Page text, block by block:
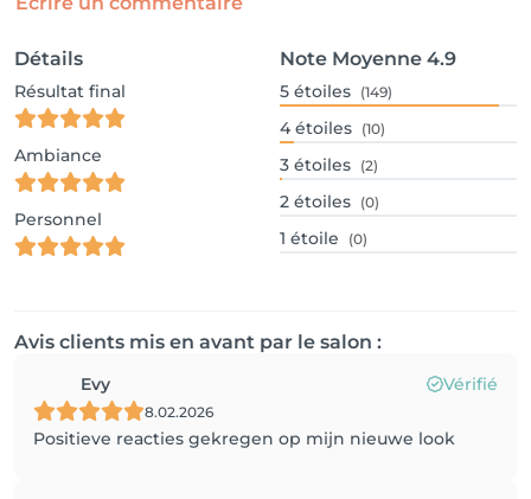
Détails
Résultat final
Ambiance
Personnel
Note Moyenne 4.9
5 étoiles (149)
4 étoiles (10)
3 étoiles (2)
2 étoiles (0)
1 étoile (0)
Avis clients mis en avant par le salon :
Evy Vérifié
8.02.2026
Positieve reacties gekregen op mijn nieuwe look